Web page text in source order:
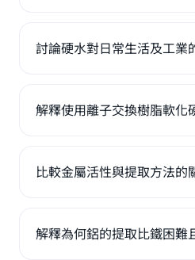
討論硬水對日常生活及工業
解釋使用離子交換樹脂軟化
比較金屬活性與提取方法的
解釋為何鋁的提取比鐵困難